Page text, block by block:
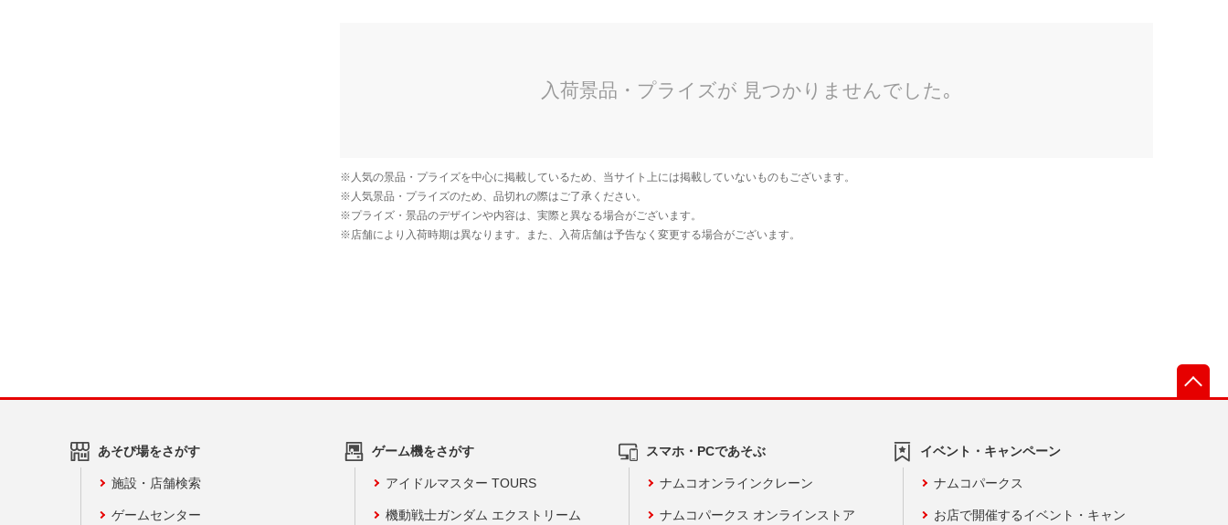
あそび場をさがす
施設・店舗検索
ゲームセンター
ゲーム機をさがす
アイドルマスター TOURS
機動戦士ガンダム エクストリーム
スマホ・PCであそぶ
ナムコオンラインクレーン
ナムコパークス オンラインストア
イベント・キャンペーン
ナムコパークス
お店で開催するイベント・キャン